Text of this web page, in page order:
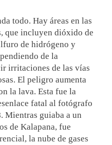
todo. Hay áreas en las
que incluyen dióxido de
de hidrógeno y
de la
irritaciones de las vías
El peligro aumenta
la lava. Esta fue la
fatal al fotógrafo
Mientras guiaba a un
de Kalapana, fue
la nube de gases